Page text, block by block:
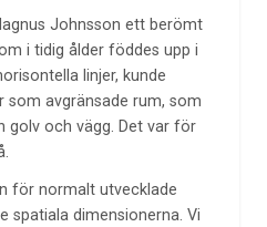
Johnsson ett berömt
i tidig ålder föddes upp i
linjer, kunde
som avgränsade rum, som
golv och vägg. Det var för
för normalt utvecklade
spatiala dimensionerna. Vi